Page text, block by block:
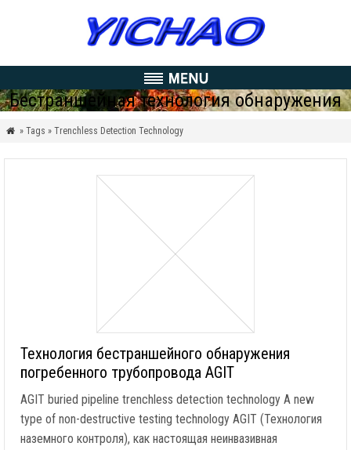
Бестраншейная технология обнаружения
 » Tags » Trenchless Detection Technology
Технология бестраншейного обнаружения
погребенного трубопровода AGIT
AGIT buried pipeline trenchless detection technology A new
type of non-destructive testing technology AGIT (Технология
наземного контроля), как настоящая неинвазивная